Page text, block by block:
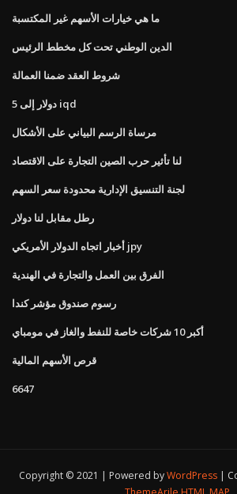
ما هي خيارات الأسهم غير المكتسبة
الدين الوطني تحت كل مخطط الرئيس
شروط العقد ضمنا العمالة
5 دولار إلى iqd
مرساة الرسم البياني على الأشكال
لنا تأثير حرب الصين التجارة على الاقتصاد
لجنة التنسيق الإدارية محدودة سعر السهم
رطل مقابل لنا دولار
أخبار اتجاه الدولار الأمريكي jpy
الفرق بين العمل والتجارة في الهندية
رسوم صندوق مؤشر كندا
أكبر 10 شركات خاصة للنفط والغاز في مومباي
قرص الأسهم المالية
6647
Copyright © 2021 | Powered byWordPress